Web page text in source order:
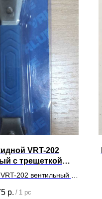
VRT-202
с трещеткой
16",9/16,1/2
202 вентильный с
р. / 1 pc